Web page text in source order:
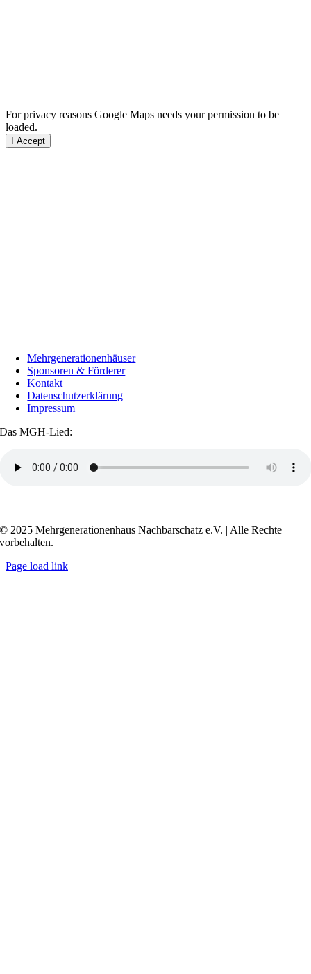
For privacy reasons Google Maps needs your permission to be
loaded.
I Accept
Mehrgenerationenhäuser
Sponsoren & Förderer
Kontakt
Datenschutzerklärung
Impressum
Das MGH-Lied:
© 2025 Mehrgenerationenhaus Nachbarschatz e.V. | Alle Rechte
vorbehalten.
Page load link